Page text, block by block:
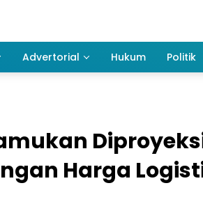
Advertorial Hukum Politik
Harga